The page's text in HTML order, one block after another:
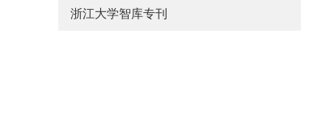
浙江大学智库专刊